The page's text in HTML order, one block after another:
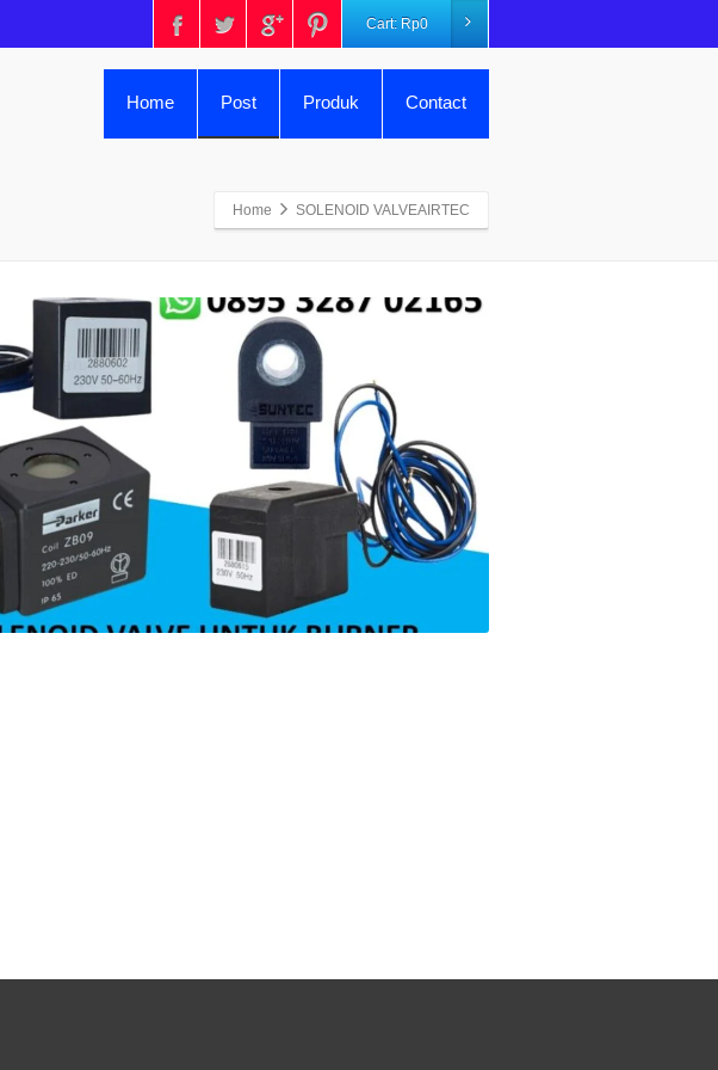
Cart: Rp0
Home Post Produk Contact
Home SOLENOID VALVEAIRTEC